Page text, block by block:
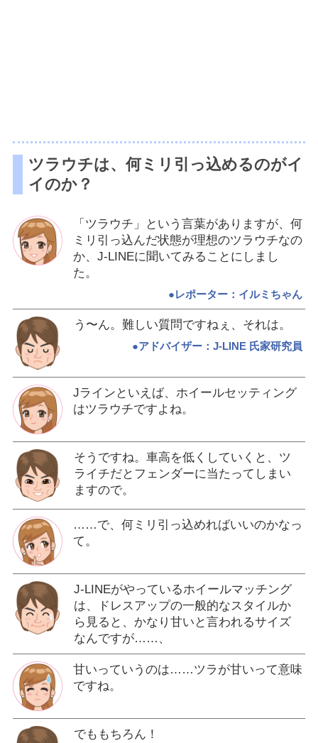
ツラウチは、何ミリ引っ込めるのがイ
イのか？
「ツラウチ」という言葉がありますが、何
ミリ引っ込んだ状態が理想のツラウチなの
か、J-LINEに聞いてみることにしまし
た。
●レポーター：イルミちゃん
う〜ん。難しい質問ですねぇ、それは。
●アドバイザー：J-LINE 氏家研究員
Jラインといえば、ホイールセッティング
はツラウチですよね。
そうですね。車高を低くしていくと、ツ
ライチだとフェンダーに当たってしまい
ますので。
……で、何ミリ引っ込めればいいのかなっ
て。
J-LINEがやっているホイールマッチング
は、ドレスアップの一般的なスタイルか
ら見ると、かなり甘いと言われるサイズ
なんですが……、
甘いっていうのは……ツラが甘いって意味
ですね。
でももちろん！